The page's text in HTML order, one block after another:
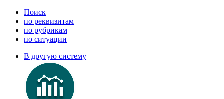
Поиск
по реквизитам
по рубрикам
по ситуации
В другую систему